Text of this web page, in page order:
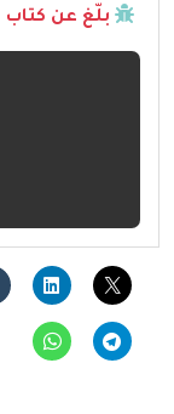
بلّغ عن كتاب